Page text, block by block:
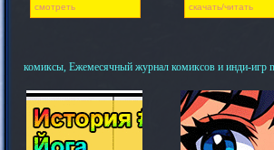
смотреть скачать/читать
комиксы, Ежемесячный журнал комиксов и инди-игр